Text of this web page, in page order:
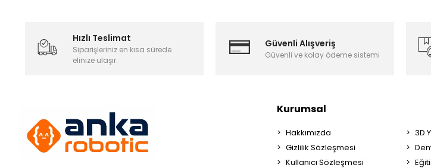
Hızlı Teslimat
Siparişleriniz en kısa sürede
elinize ulaşır.
Güvenli Alışveriş
Güvenli ve kolay ödeme sistemi
Kurumsal
Hakkımızda
Gizlilik Sözleşmesi
Kullanıcı Sözleşmesi
3D